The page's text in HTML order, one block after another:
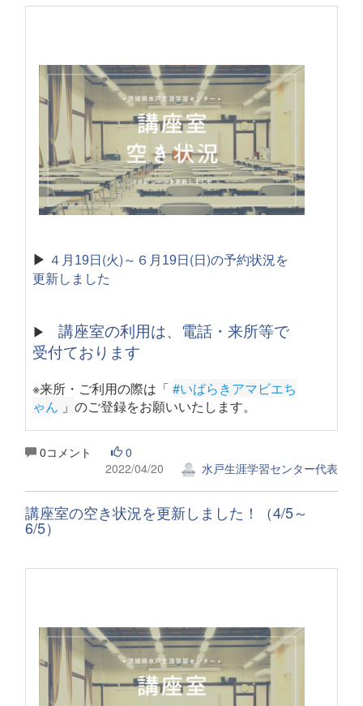
▶ ４月 19日(火)～６月 19日(日)の予約状況を
更新しました
▶ 講座室の利用は、電話・来所等で
受付ております
※来所・ご利用の際は「 #いばらきアマビエち
ゃん 」 のご登録をお願いいたします。
0コメント
0
2022/04/20
水戸生涯学習センター代表
講座室の空き状況を更新しました！（4/5～
6/5）